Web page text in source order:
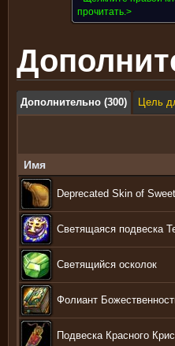
прочитать.>
Дополнительно (300) Цель
Имя
Deprecated Skin of
Светящаяся подвеска
Светящийся осколок
Фолиант
Подвеска Красного